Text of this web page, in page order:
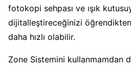
fotokopi sehpası ve ışık
dijitalleştireceğinizi
daha hızlı olabilir.
Zone Sistemini kullanmamdan